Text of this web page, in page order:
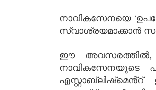
നാവികസേനയെ
സ്വാശ്രയമാക്കാൻ
ഈ അവസരത്തിൽ,
നാവികസേനയുടെ